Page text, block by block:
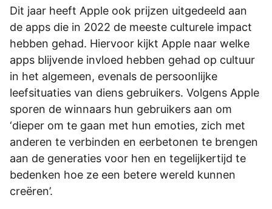
Dit jaar heeft Apple ook prijzen uitgedeeld aan
de apps die in 2022 de meeste culturele impact
hebben gehad. Hiervoor kijkt Apple naar welke
apps blijvende invloed hebben gehad op cultuur
in het algemeen, evenals de persoonlijke
leefsituaties van diens gebruikers. Volgens Apple
sporen de winnaars hun gebruikers aan om
‘dieper om te gaan met hun emoties, zich met
anderen te verbinden en eerbetonen te brengen
aan de generaties voor hen en tegelijkertijd te
bedenken hoe ze een betere wereld kunnen
creëren’.